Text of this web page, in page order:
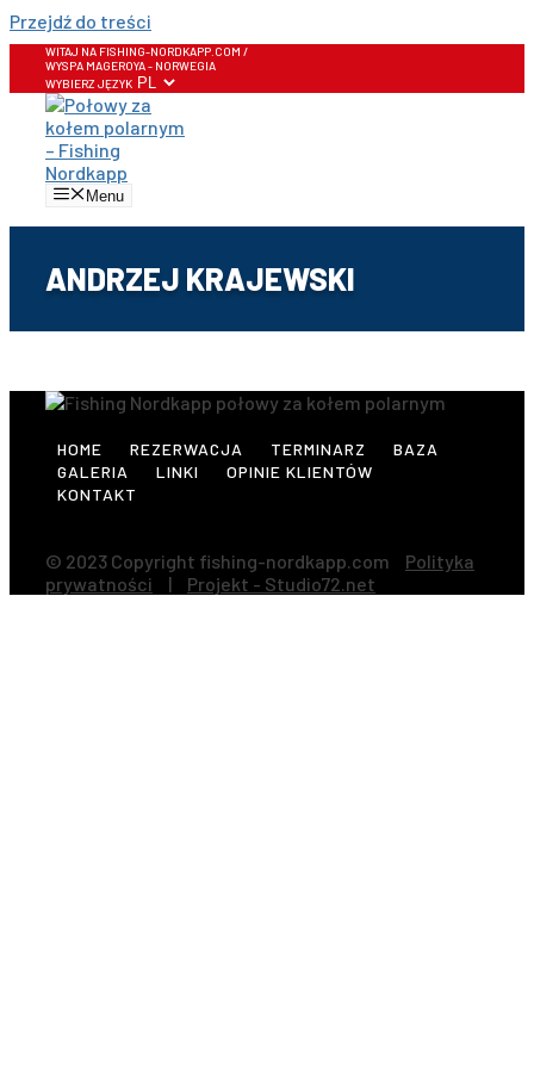
Przejdź do treści
WITAJ NA FISHING-NORDKAPP.COM /
WYSPA MAGEROYA - NORWEGIA
WYBIERZ JĘZYK
Menu
ANDRZEJ KRAJEWSKI
HOME REZERWACJA TERMINARZ
BAZA
GALERIA
LINKI
OPINIE KLIENTÓW
KONTAKT
© 2023 Copyright fishing-nordkapp.com
Polityka
prywatności
| Projekt - Studio72.net